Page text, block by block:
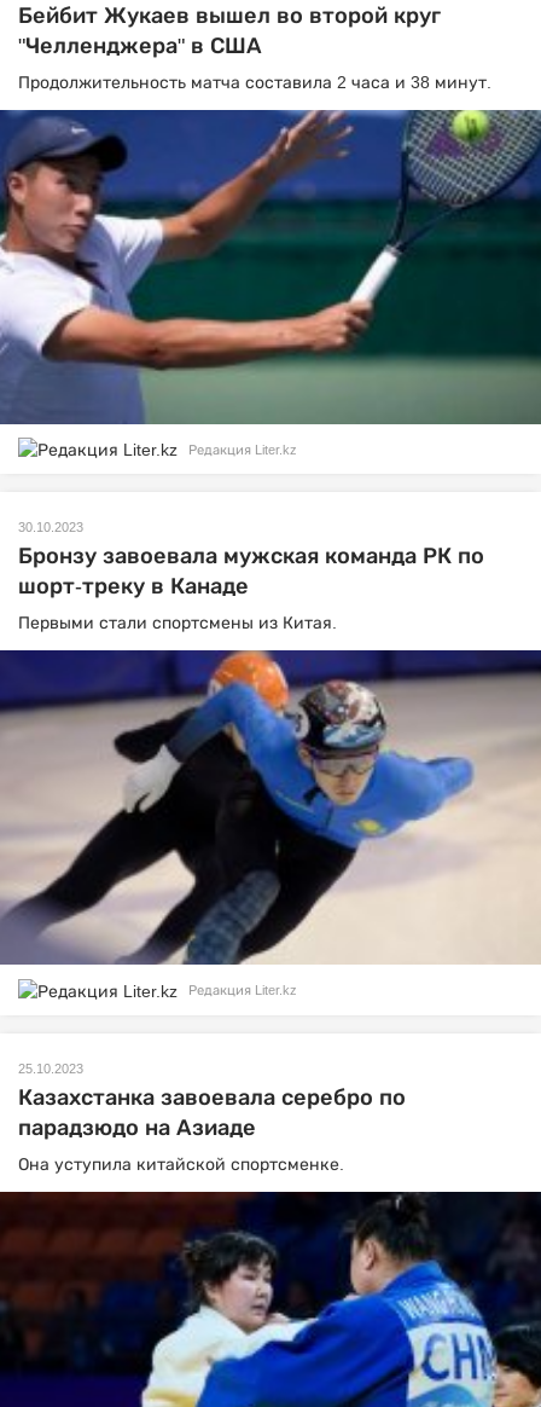
Бейбит Жукаев вышел во второй круг
"Челленджера" в США
Продолжительность матча составила 2 часа и 38 минут.
Редакция Liter.kz
30.10.2023
Бронзу завоевала мужская команда РК по
шорт-треку в Канаде
Первыми стали спортсмены из Китая.
Редакция Liter.kz
25.10.2023
Казахстанка завоевала серебро по
парадзюдо на Азиаде
Она уступила китайской спортсменке.